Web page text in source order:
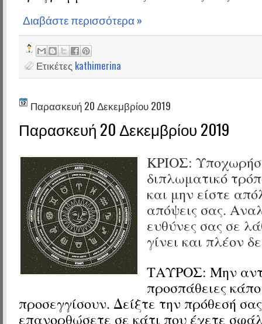
Διαβάστε περισσότερα »
Ετικέτες kathimerina
Παρασκευή 20 Δεκεμβρίου 2019
Παρασκευή 20 Δεκεμβρίου 2019
ΚΡΙΟΣ:
διπλωματικό
και μην είστε
απόψεις σας.
ευθύνες σας σε
γίνει και πλέον
ΤΑΥΡΟΣ: Μην
προσπάθειες
προσεγγίσουν. Δείξτε την πρόθεσή
επανορθώσετε σε κάτι που έχετε